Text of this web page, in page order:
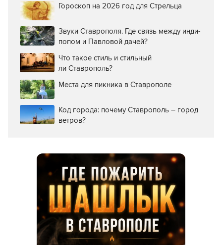
Гороскоп на 2026 год для Стрельца
Звуки Ставрополя. Где связь между инди-
попом и Павловой дачей?
Что такое стиль и стильный
ли Ставрополь?
Места для пикника в Ставрополе
Код города: почему Ставрополь – город
ветров?